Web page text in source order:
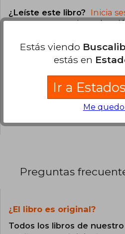
¿Leíste este libro? Inicia
agregar tu propia
Preguntas
¿El libro es original?
Todos los libros de nuestro
Estás viendo
estás en
Ir a
Me